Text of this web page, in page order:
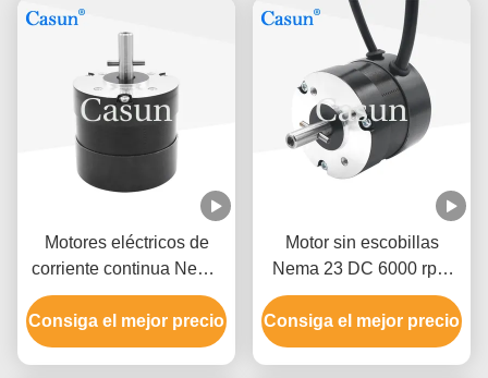
automatización
Motores eléctricos de
corriente continua Nema
23 Motor sin escobillas
1900rpm 0.16N.M 30w
Para el ventilador
Consiga el mejor precio
Motor sin escobillas
Nema 23 DC 6000 rpm
0.3N.M 63w Motores
eléctricos de corriente
continua
Consiga el mejor precio